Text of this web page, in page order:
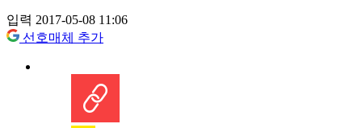
입력 2017-05-08 11:06
선호매체 추가